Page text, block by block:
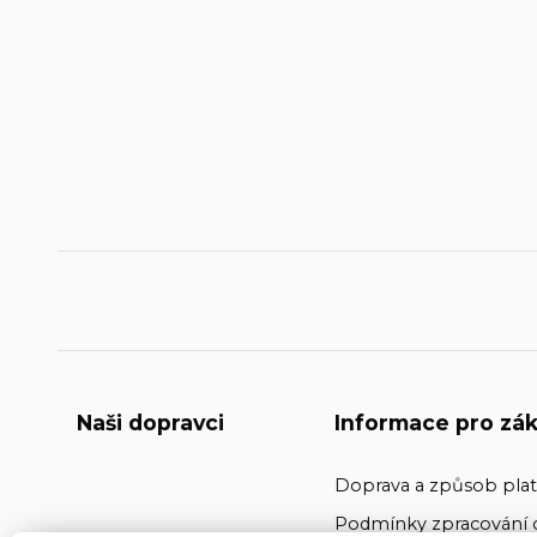
Naši dopravci Informace pro
Doprava a způsob
Podmínky zpracování